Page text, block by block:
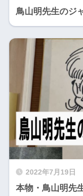
鳥山明先生のジ
2022年7月19日
本物・鳥山明先